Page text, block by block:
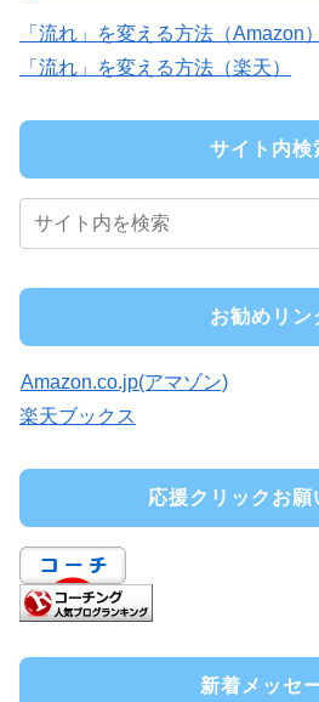
「流れ」を変える方法（Amazon）
「流れ」を変える方法（楽天）
サイト内検
お勧めリン
Amazon.co.jp(アマゾン)
楽天ブックス
応援クリックお願
新着メッセ